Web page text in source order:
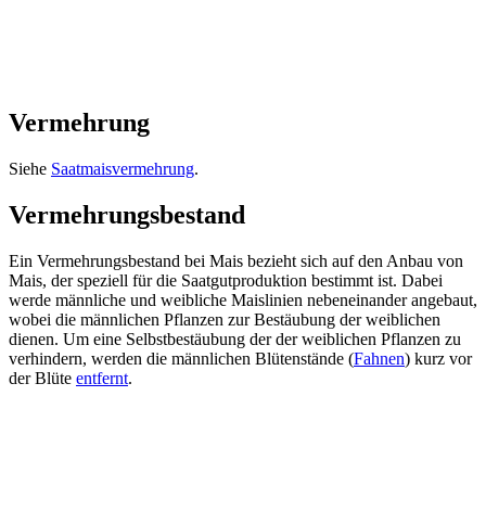
Vermehrung
Siehe Saatmaisvermehrung.
Vermehrungsbestand
Ein Vermehrungsbestand bei Mais bezieht sich auf den Anbau von
Mais, der speziell für die Saatgutproduktion bestimmt ist. Dabei
werde männliche und weibliche Maislinien nebeneinander angebaut,
wobei die männlichen Pflanzen zur Bestäubung der weiblichen
dienen. Um eine Selbstbestäubung der der weiblichen Pflanzen zu
verhindern, werden die männlichen Blütenstände (Fahnen) kurz vor
der Blüte entfernt.